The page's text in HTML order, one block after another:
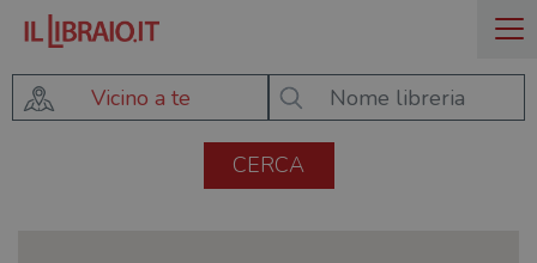
Vicino a te